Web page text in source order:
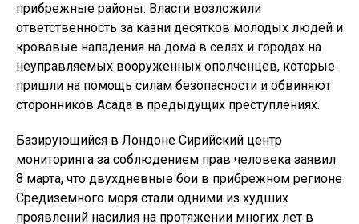
прибрежные районы. Власти возложили
ответственность за казни десятков молодых людей и
кровавые нападения на дома в селах и городах на
неуправляемых вооруженных ополченцев, которые
пришли на помощь силам безопасности и обвиняют
сторонников Асада в предыдущих преступлениях.
Базирующийся в Лондоне Сирийский центр
мониторинга за соблюдением прав человека заявил
8 марта, что двухдневные бои в прибрежном регионе
Средиземного моря стали одними из худших
проявлений насилия на протяжении многих лет в